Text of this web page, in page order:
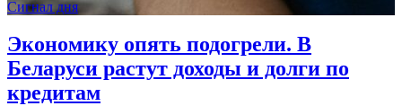
Сигнал дня
Экономику опять подогрели. В
Беларуси растут доходы и долги по
кредитам